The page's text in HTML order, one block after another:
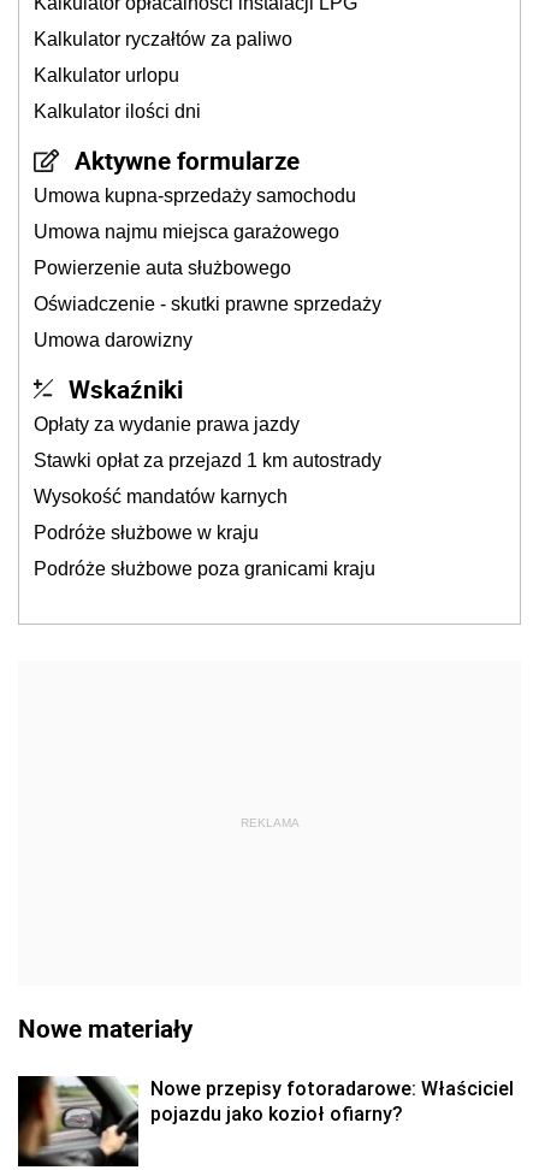
Kalkulator ryczałtów za paliwo
Kalkulator urlopu
Kalkulator ilości dni
Aktywne formularze
Umowa kupna-sprzedaży samochodu
Umowa najmu miejsca garażowego
Powierzenie auta służbowego
Oświadczenie - skutki prawne sprzedaży
Umowa darowizny
Wskaźniki
Opłaty za wydanie prawa jazdy
Stawki opłat za przejazd 1 km autostrady
Wysokość mandatów karnych
Podróże służbowe w kraju
Podróże służbowe poza granicami kraju
REKLAMA
Nowe materiały
Nowe przepisy fotoradarowe: Właściciel
pojazdu jako kozioł ofiarny?